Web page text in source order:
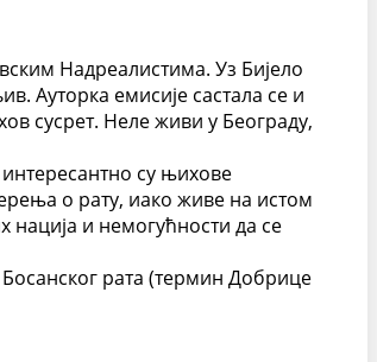
Надреалистима. Уз Бијело
Ауторка емисије састала се и
сусрет. Неле живи у Београду,
су њихове
о рату, иако живе на истом
и немогућности да се
Босанског рата (термин Добрице